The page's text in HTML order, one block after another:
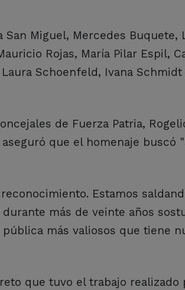
Miguel, Mercedes Buquete,
Rojas, María Pilar Espil,
Schoenfeld, Ivana
de Fuerza Patria,
que el homenaje buscó
Estamos
más de veinte años
más valiosos que tiene
que tuvo el trabajo realizado